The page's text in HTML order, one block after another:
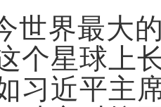
世界最大
个星球上
习近平主